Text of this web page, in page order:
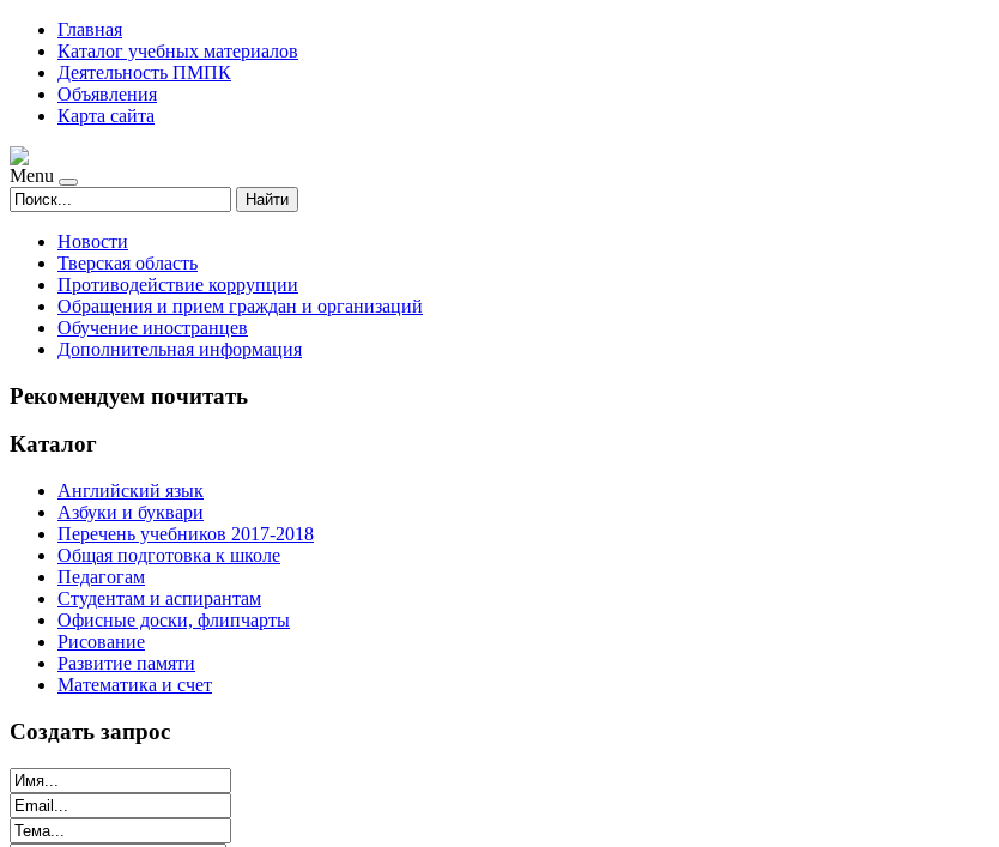
Главная
Каталог учебных материалов
Деятельность ПМПК
Объявления
Карта сайта
Menu
Найти
Новости
Тверская область
Противодействие коррупции
Обращения и прием граждан и организаций
Обучение иностранцев
Дополнительная информация
Рекомендуем почитать
Каталог
Английский язык
Азбуки и буквари
Перечень учебников 2017-2018
Общая подготовка к школе
Педагогам
Студентам и аспирантам
Офисные доски, флипчарты
Рисование
Развитие памяти
Математика и счет
Создать запрос